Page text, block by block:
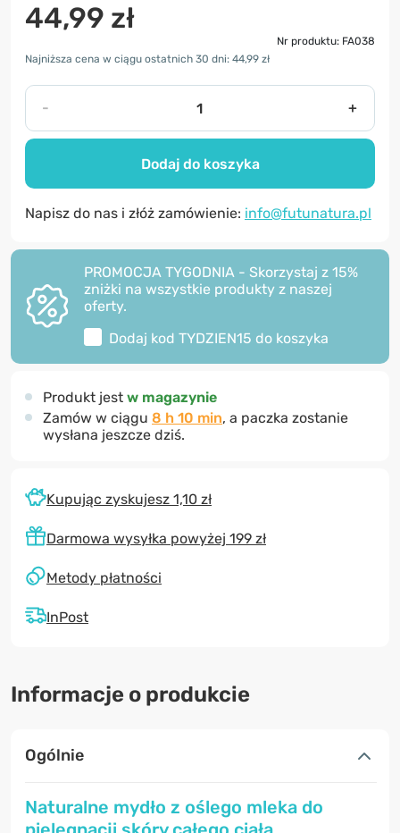
44,99 zł
Nr produktu: FA038
Najniższa cena w ciągu ostatnich 30 dni: 44,99 zł
- +
Dodaj do koszyka
Napisz do nas i złóż zamówienie: info@futunatura.pl
PROMOCJA TYGODNIA - Skorzystaj z 15%
zniżki na wszystkie produkty z naszej
oferty.
Dodaj kod TYDZIEN15 do koszyka
Produkt jest w magazynie
Zamów w ciągu 8 h 10 min, a paczka zostanie
wysłana jeszcze dziś.
Kupując zyskujesz 1,10 zł
Darmowa wysyłka powyżej 199 zł
Metody płatności
InPost
Informacje o produkcie
Ogólnie
Naturalne mydło z oślego mleka do